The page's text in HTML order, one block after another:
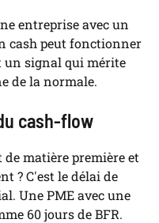
entreprise avec un
cash peut fonctionner
un signal qui mérite
de la normale.
cash-flow
matière première et
? C'est le délai de
Une PME avec une
60 jours de BFR.